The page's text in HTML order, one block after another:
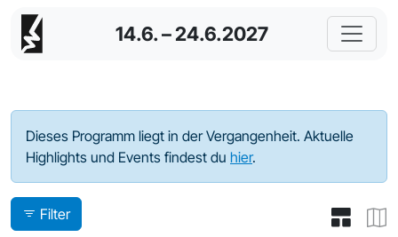
14.6. – 24.6.2027
Programm - 2024
Dieses Programm liegt in der Vergangenheit. Aktuelle
Highlights und Events findest du hier.
Filter